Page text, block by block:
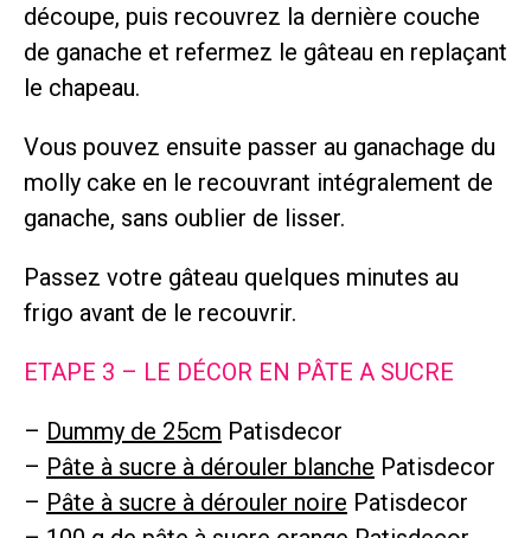
découpe, puis recouvrez la dernière couche
de ganache et refermez le gâteau en replaçant
le chapeau.
Vous pouvez ensuite passer au ganachage du
molly cake en le recouvrant intégralement de
ganache, sans oublier de lisser.
Passez votre gâteau quelques minutes au
frigo avant de le recouvrir.
ETAPE 3 – LE DÉCOR EN PÂTE A SUCRE
– Dummy de 25cm Patisdecor
– Pâte à sucre à dérouler blanche Patisdecor
– Pâte à sucre à dérouler noire Patisdecor